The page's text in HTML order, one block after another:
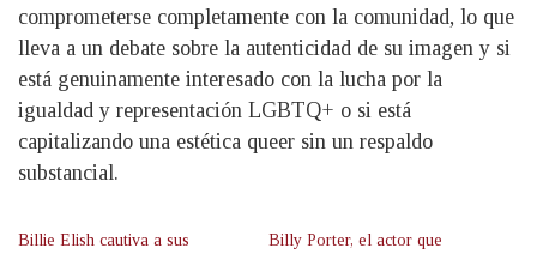
comprometerse completamente con la comunidad, lo que
lleva a un debate sobre la autenticidad de su imagen y si
está genuinamente interesado con la lucha por la
igualdad y representación LGBTQ+ o si está
capitalizando una estética queer sin un respaldo
substancial.
Billie Elish cautiva a sus
Billy Porter, el actor que